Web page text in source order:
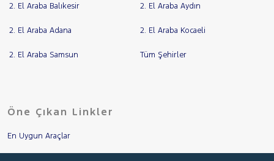
2. El Araba Balıkesir 2. El Araba Aydın
2. El Araba Adana 2. El Araba Kocaeli
2. El Araba Samsun Tüm Şehirler
Öne Çıkan Linkler
En Uygun Araçlar